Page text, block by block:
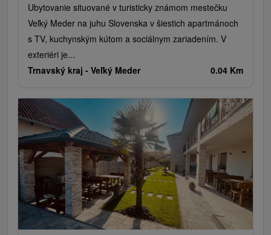
Ubytovanie situované v turisticky známom mestečku
Veľký Meder na juhu Slovenska v šiestich apartmánoch
s TV, kuchynským kútom a sociálnym zariadením. V
exteriéri je...
Trnavský kraj - Veľký Meder 0.04 Km